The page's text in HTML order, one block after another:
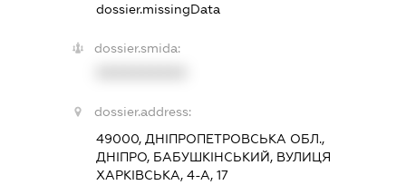
dossier.missingData
dossier.smida:
dossier.address:
49000, ДНІПРОПЕТРОВСЬКА ОБЛ.,
ДНІПРО, БАБУШКІНСЬКИЙ, ВУЛИЦЯ
ХАРКІВСЬКА, 4-А, 17